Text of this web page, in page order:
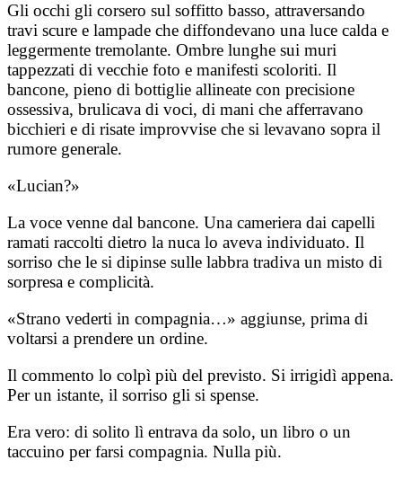
Gli occhi gli corsero sul soffitto basso, attraversando
travi scure e lampade che diffondevano una luce calda e
leggermente tremolante. Ombre lunghe sui muri
tappezzati di vecchie foto e manifesti scoloriti. Il
bancone, pieno di bottiglie allineate con precisione
ossessiva, brulicava di voci, di mani che afferravano
bicchieri e di risate improvvise che si levavano sopra il
rumore generale.
«Lucian?»
La voce venne dal bancone. Una cameriera dai capelli
ramati raccolti dietro la nuca lo aveva individuato. Il
sorriso che le si dipinse sulle labbra tradiva un misto di
sorpresa e complicità.
«Strano vederti in compagnia…» aggiunse, prima di
voltarsi a prendere un ordine.
Il commento lo colpì più del previsto. Si irrigidì appena.
Per un istante, il sorriso gli si spense.
Era vero: di solito lì entrava da solo, un libro o un
taccuino per farsi compagnia. Nulla più.